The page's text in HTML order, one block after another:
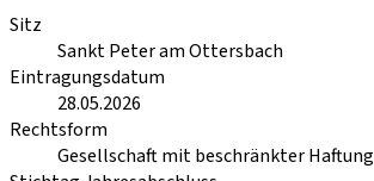
Sitz
Sankt Peter am Ottersbach
Eintragungsdatum
28.05.2026
Rechtsform
Gesellschaft mit beschränkter Haftung